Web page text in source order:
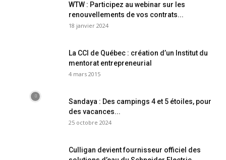
WTW : Participez au webinar sur les
renouvellements de vos contrats...
18 janvier 2024
La CCI de Québec : création d’un Institut du
mentorat entrepreneurial
4 mars 2015
Sandaya : Des campings 4 et 5 étoiles, pour
des vacances...
25 octobre 2024
Culligan devient fournisseur officiel des